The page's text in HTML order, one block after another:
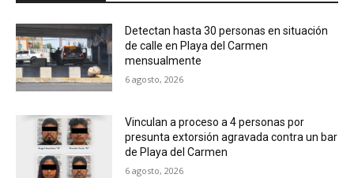
Detectan hasta 30 personas en situación
de calle en Playa del Carmen
mensualmente
6 agosto, 2026
Vinculan a proceso a 4 personas por
presunta extorsión agravada contra un bar
de Playa del Carmen
6 agosto, 2026